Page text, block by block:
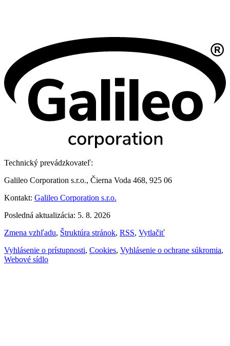
Technický prevádzkovateľ:
Galileo Corporation s.r.o., Čierna Voda 468, 925 06
Kontakt: Galileo Corporation s.r.o.
Posledná aktualizácia: 5. 8. 2026
Zmena vzhľadu, Štruktúra stránok, RSS, Vytlačiť
Vyhlásenie o prístupnosti, Cookies, Vyhlásenie o ochrane súkromia,
Webové sídlo